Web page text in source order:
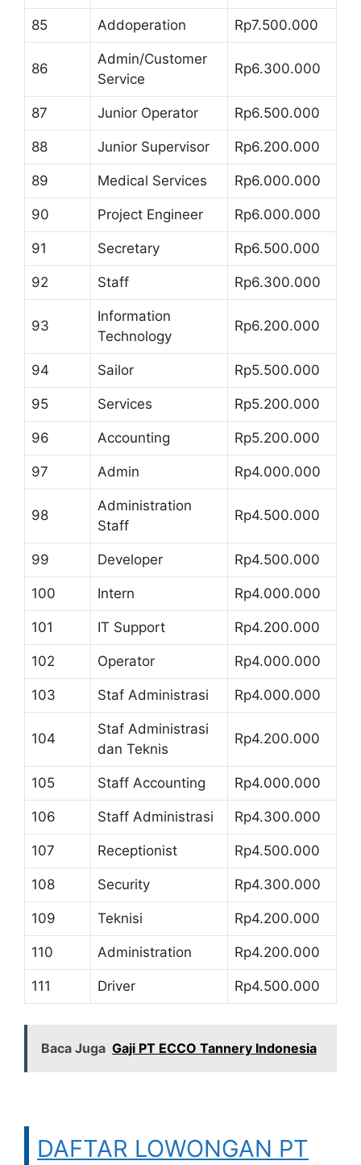
85 Addoperation Rp7.500.000
86
Admin/Customer
Service
Rp6.300.000
87 Junior Operator Rp6.500.000
88 Junior Supervisor Rp6.200.000
89 Medical Services Rp6.000.000
90 Project Engineer Rp6.000.000
91 Secretary Rp6.500.000
92 Staff Rp6.300.000
93
Information
Technology
Rp6.200.000
94 Sailor Rp5.500.000
95 Services Rp5.200.000
96 Accounting Rp5.200.000
97 Admin Rp4.000.000
98
Administration
Staff
Rp4.500.000
99 Developer Rp4.500.000
100 Intern Rp4.000.000
101 IT Support Rp4.200.000
102 Operator Rp4.000.000
103 Staf Administrasi Rp4.000.000
104
Staf Administrasi
dan Teknis
Rp4.200.000
105 Staff Accounting Rp4.000.000
106 Staff Administrasi Rp4.300.000
107 Receptionist Rp4.500.000
108 Security Rp4.300.000
109 Teknisi Rp4.200.000
110 Administration Rp4.200.000
111 Driver Rp4.500.000
Baca Juga Gaji PT ECCO Tannery Indonesia
DAFTAR LOWONGAN PT